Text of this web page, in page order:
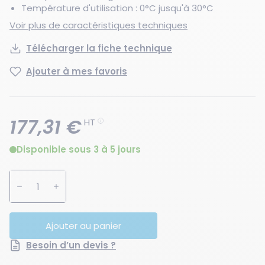
Température d'utilisation : 0°C jusqu'à 30°C
Voir plus de caractéristiques techniques
Télécharger la fiche technique
Ajouter à mes favoris
177,31 €HT
Disponible sous 3 à 5 jours
Augmenter la quantité
Ajouter au panier
Besoin d’un devis ?